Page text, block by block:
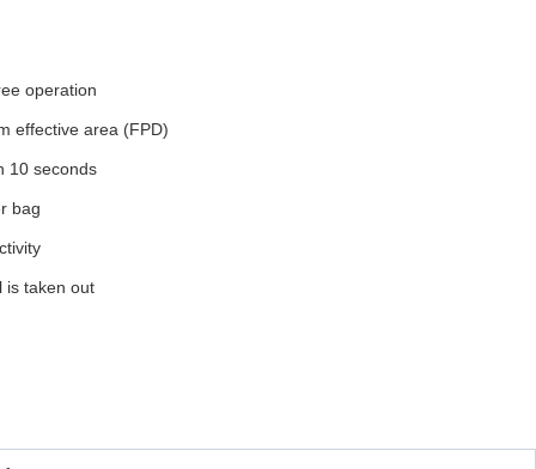
operation
effective area (FPD)
10 seconds
bag
is taken out